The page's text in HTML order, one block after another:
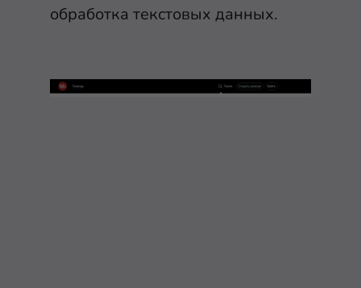
обработка текстовых данных.